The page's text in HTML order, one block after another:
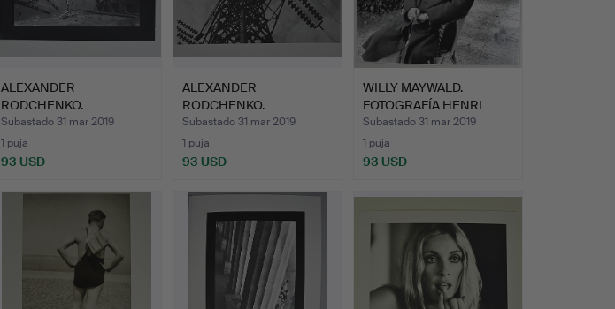
ALEXANDER
RODCHENKO.
FOTOGRAFÍA.
Subastado 31 mar 2019
1 puja
93 USD
ALEXANDER
RODCHENKO.
FOTOGRAFÍA.
Subastado 31 mar 2019
1 puja
93 USD
WILLY MAYWALD.
FOTOGRAFÍA HENRI
MATISSE.
Subastado 31 mar 2019
1 puja
93 USD